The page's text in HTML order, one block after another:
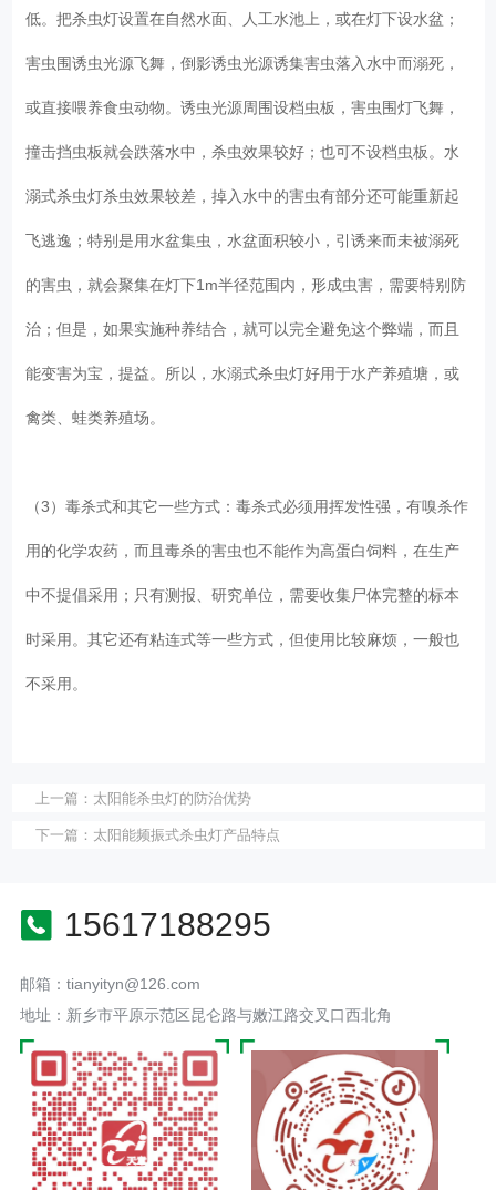
低。把杀虫灯设置在自然水面、人工水池上，或在灯下设水盆；
害虫围诱虫光源飞舞，倒影诱虫光源诱集害虫落入水中而溺死，
或直接喂养食虫动物。诱虫光源周围设档虫板，害虫围灯飞舞，
撞击挡虫板就会跌落水中，杀虫效果较好；也可不设档虫板。水
溺式杀虫灯杀虫效果较差，掉入水中的害虫有部分还可能重新起
飞逃逸；特别是用水盆集虫，水盆面积较小，引诱来而未被溺死
的害虫，就会聚集在灯下1m半径范围内，形成虫害，需要特别防
治；但是，如果实施种养结合，就可以完全避免这个弊端，而且
能变害为宝，提益。所以，水溺式杀虫灯好用于水产养殖塘，或
禽类、蛙类养殖场。
（3）毒杀式和其它一些方式：毒杀式必须用挥发性强，有嗅杀作
用的化学农药，而且毒杀的害虫也不能作为高蛋白饲料，在生产
中不提倡采用；只有测报、研究单位，需要收集尸体完整的标本
时采用。其它还有粘连式等一些方式，但使用比较麻烦，一般也
不采用。
上一篇： 太阳能杀虫灯的防治优势
下一篇： 太阳能频振式杀虫灯产品特点
15617188295
邮箱：tianyityn@126.com
地址：新乡市平原示范区昆仑路与嫩江路交叉口西北角